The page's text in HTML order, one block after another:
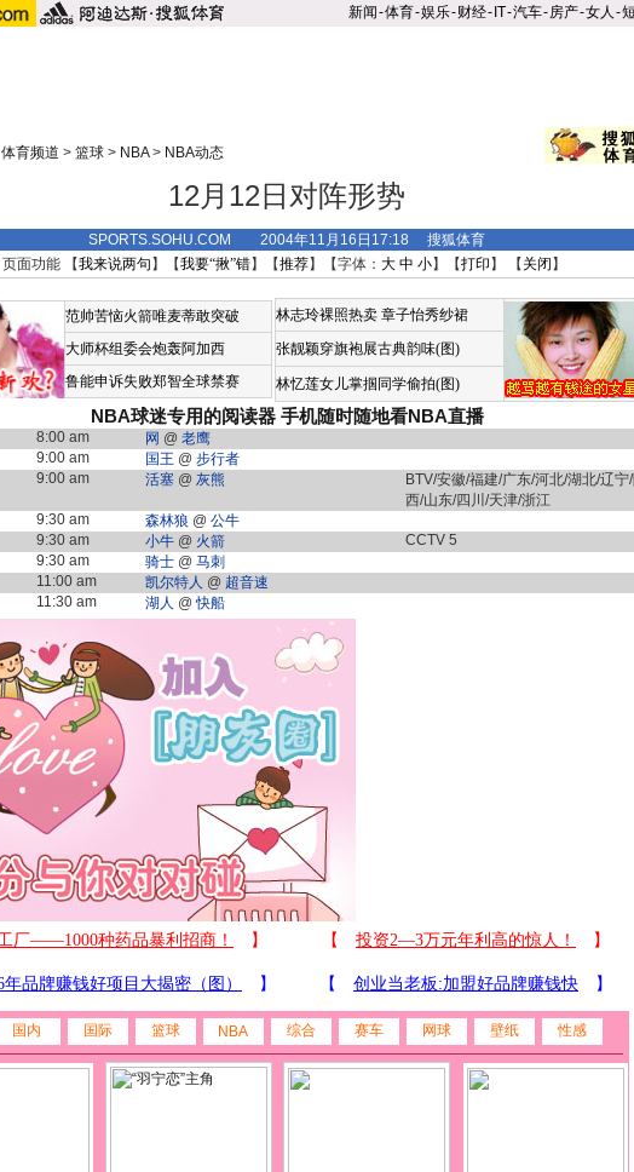
新闻-体育-娱乐-财经- IT-汽车-房产-女人 -
体育频道 > 篮球> NBA> NBA动态
12月12日对阵形势
SPORTS.SOHU.COM 2004年11月16日17:18 搜狐体育
页面功能 【我来说两句 】【我要“揪”错】【推荐】【字体： 大 中 小】【打印 】 【 关闭 】
范帅苦恼火箭唯麦蒂敢突破
大师杯组委会炮轰阿加西
鲁能申诉失败郑智全球禁赛
林志玲裸照热卖 章子怡秀纱裙
张靓颖穿旗袍展古典韵味(图)
林忆莲女儿掌掴同学偷拍(图)
NBA球迷专用的阅读器 手机随时随地看NBA直播
8:00 am 网 @ 老鹰
9:00 am
国王 @ 步行者
9:00 am
活塞@ 灰熊
BTV/安徽/福建/广东/河北/湖北/辽宁
西/山东/四川/天津/浙江
9:30 am
森林狼 @ 公牛
9:30 am
小牛@ 火箭
CCTV 5
9:30 am
骑士@ 马刺
11:00 am
凯尔特人 @ 超音速
11:30 am
湖人 @快船
国内 国际 篮球 NBA 综合 赛车 网球 壁纸 性感